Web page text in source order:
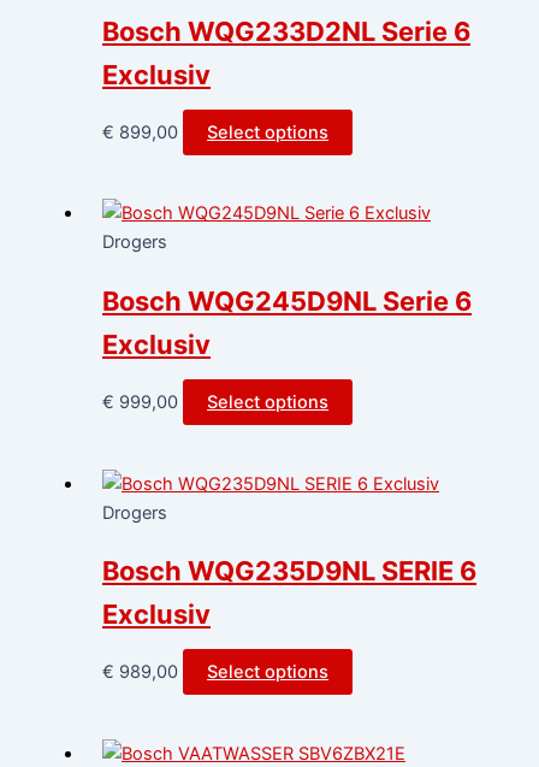
Bosch WQG233D2NL Serie 6
Exclusiv
€ 899,00 Select options
Drogers
Bosch WQG245D9NL Serie 6
Exclusiv
€ 999,00 Select options
Drogers
Bosch WQG235D9NL SERIE 6
Exclusiv
€ 989,00 Select options